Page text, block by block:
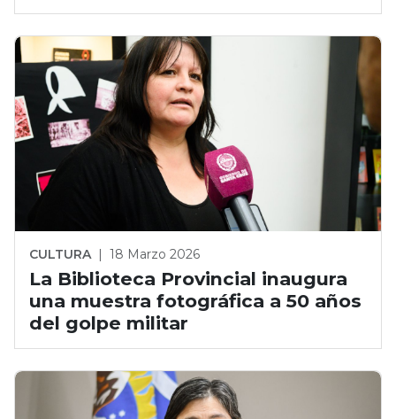
CULTURA | 18 Marzo 2026
La Biblioteca Provincial inaugura
una muestra fotográfica a 50 años
del golpe militar